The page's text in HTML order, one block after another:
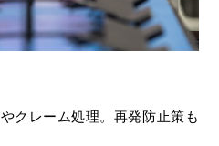
クレーム処理。再発防止策も